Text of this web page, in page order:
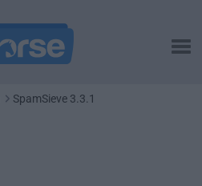
SpamSieve 3.3.1